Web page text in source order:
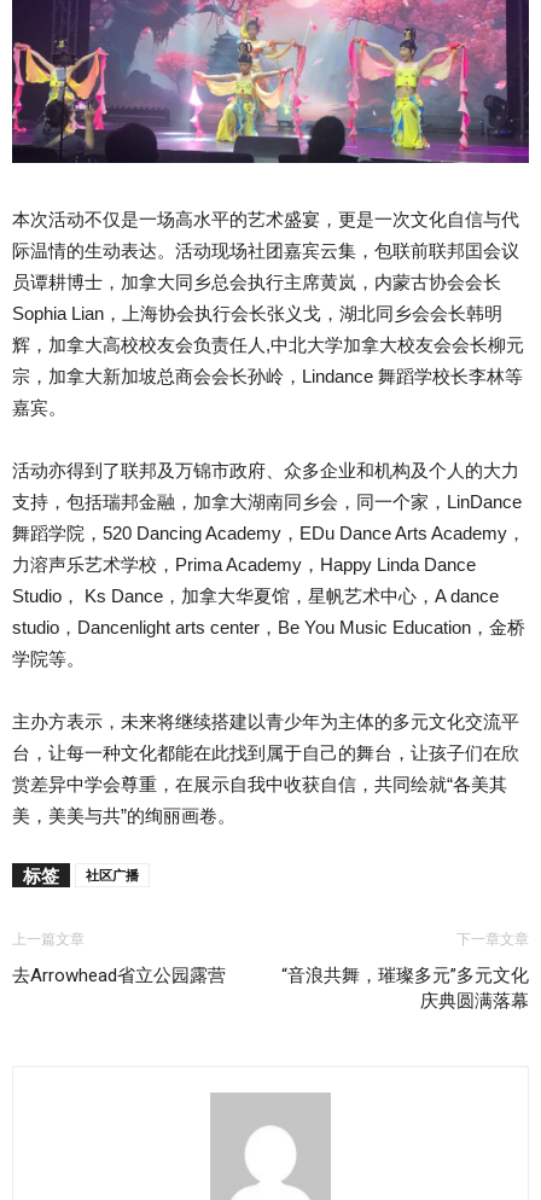
本次活动不仅是一场高水平的艺术盛宴，更是一次文化自信与代
际温情的生动表达。活动现场社团嘉宾云集，包联前联邦囯会议
员谭耕博士，加拿大同乡总会执行主席黄岚，内蒙古协会会长
Sophia Lian，上海协会执行会长张义戈，湖北同乡会会长韩明
辉，加拿大高校校友会负责任人,中北大学加拿大校友会会长柳元
宗，加拿大新加坡总商会会长孙岭，Lindance 舞蹈学校长李林等
嘉宾。
活动亦得到了联邦及万锦市政府、众多企业和机构及个人的大力
支持，包括瑞邦金融，加拿大湖南同乡会，同一个家，LinDance
舞蹈学院，520 Dancing Academy，EDu Dance Arts Academy，
力溶声乐艺术学校，Prima Academy，Happy Linda Dance
Studio， Ks Dance，加拿大华夏馆，星帆艺术中心，A dance
studio，Dancenlight arts center，Be You Music Education，金桥
学院等。
主办方表示，未来将继续搭建以青少年为主体的多元文化交流平
台，让每一种文化都能在此找到属于自己的舞台，让孩子们在欣
赏差异中学会尊重，在展示自我中收获自信，共同绘就“各美其
美，美美与共”的绚丽画卷。
标签 社区广播
上一篇文章
去Arrowhead省立公园露营
下一章文章
“音浪共舞，璀璨多元”多元文化
庆典圆满落幕